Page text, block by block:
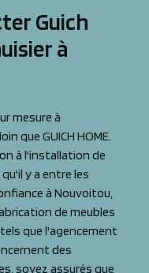
Guich
à
mesure à
que GUICH HOME.
à l'installation de
y a entre les
à Nouvoitou,
de meubles
que l'agencement
des
soyez assurés que